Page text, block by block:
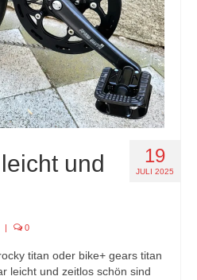
pro / 2026 / 100nm
19
JULI 2025
und
| 0
titan oder bike+ gears titan
leicht und zeitlos schön sind